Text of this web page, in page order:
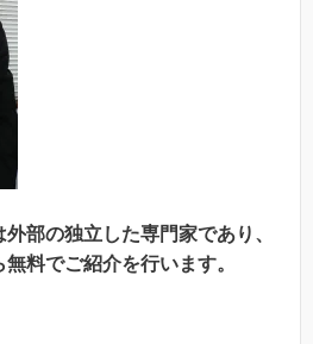
部の独立した専門家であり、
料でご紹介を行います。